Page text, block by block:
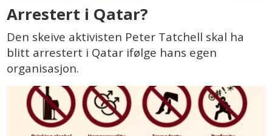
Arrestert i Qatar?
Den skeive aktivisten Peter Tatchell skal ha
blitt arrestert i Qatar ifølge hans egen
organisasjon.